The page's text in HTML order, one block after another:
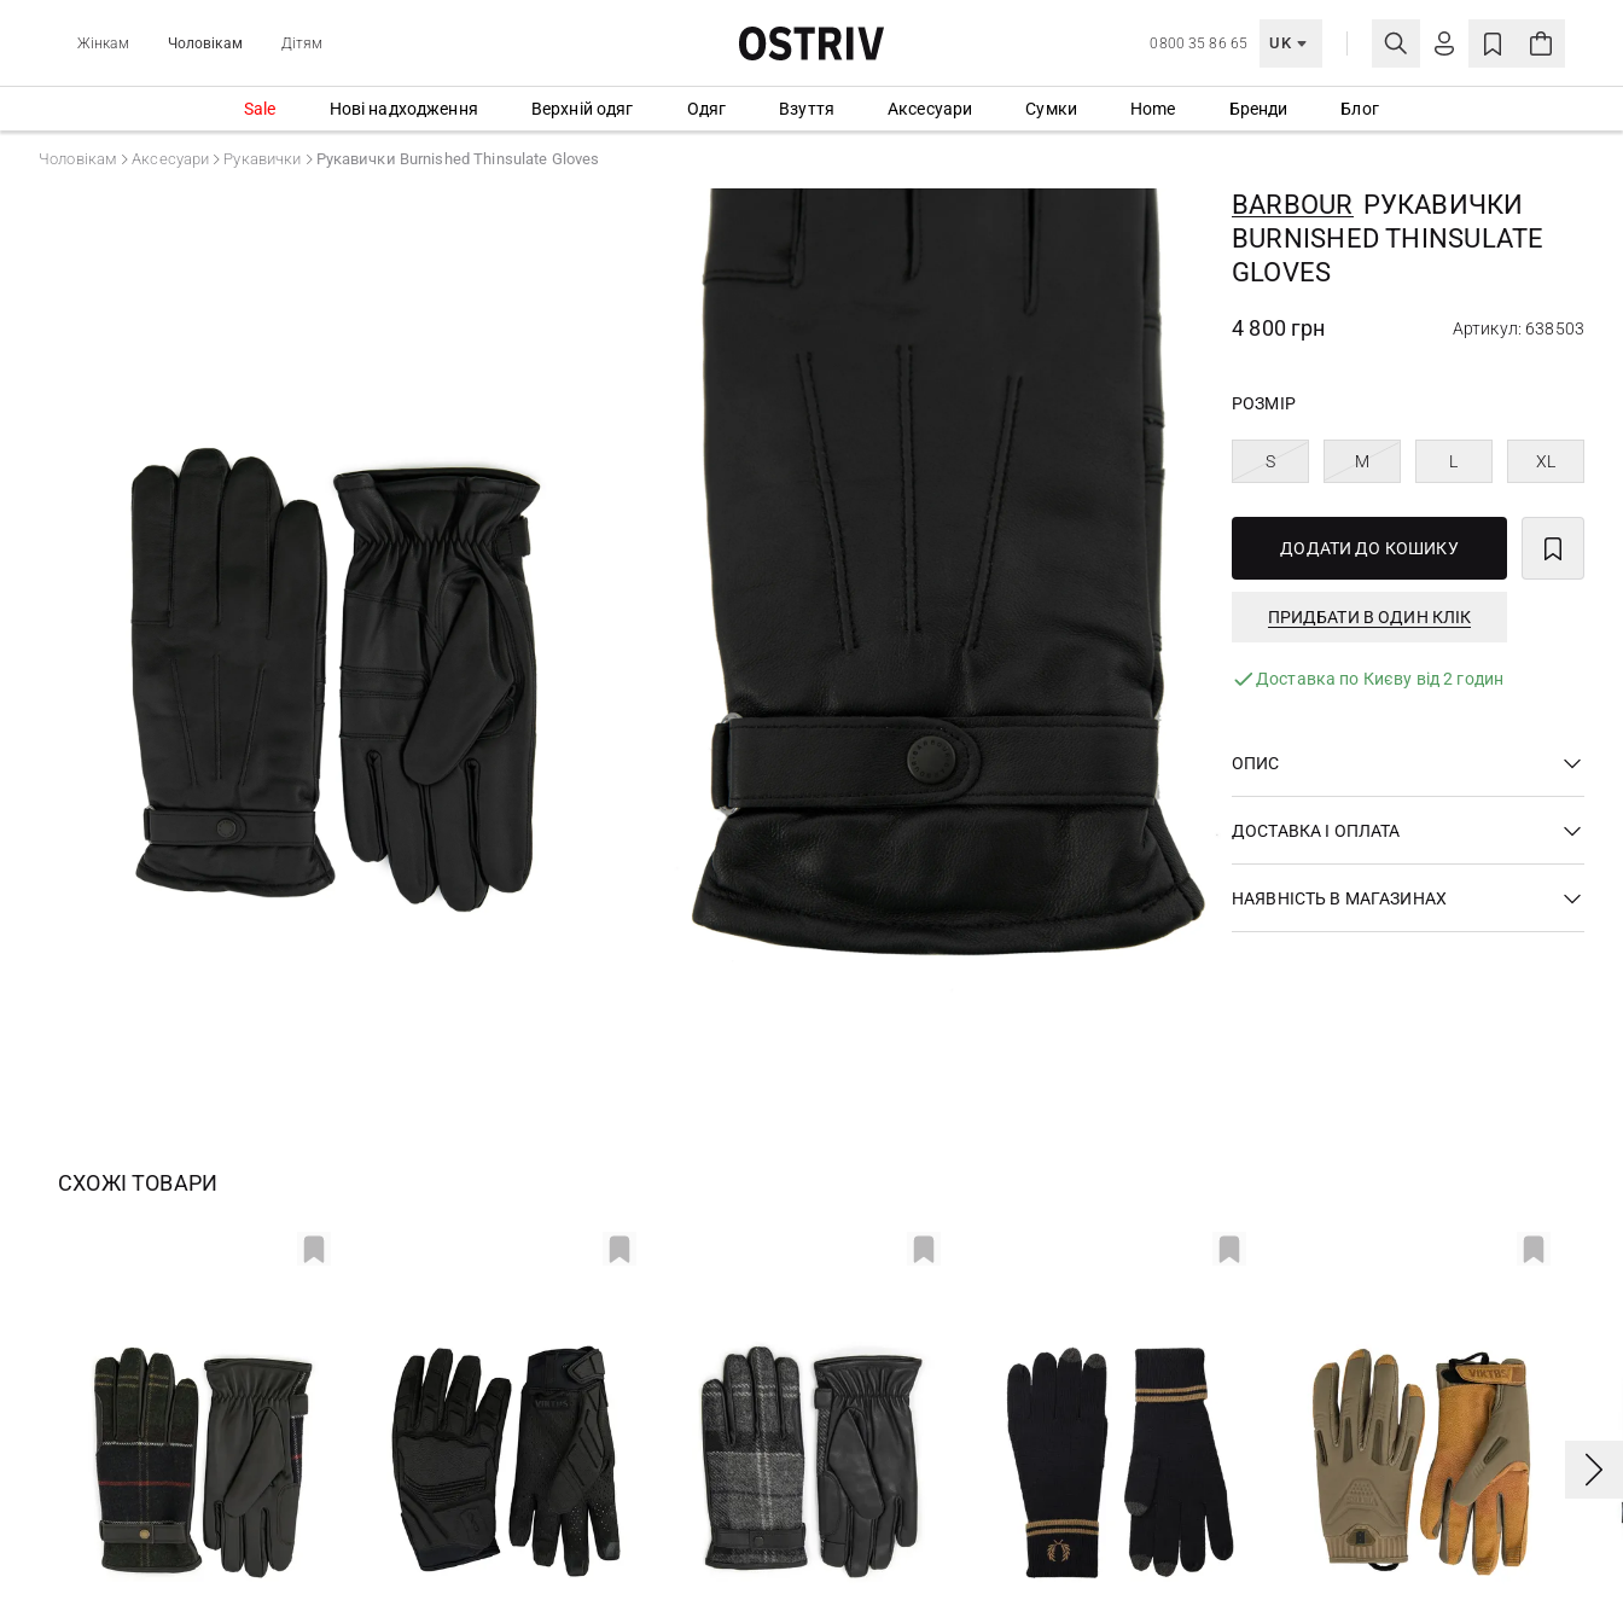
Жінкам Чоловікам Дітям 0800 35 86 65 UK
МОЯ ОБЛІКІВКА
Ще не зареєстровані?
СТВОРИТИ ОБЛІКІВКУ
Sale Нові надходження Верхній одяг Одяг Взуття Аксесуари Сумки Home Бренди Блог
Чоловікам Аксесуари Рукавички Рукавички Burnished Thinsulate Gloves
BARBOUR РУКАВИЧКИ
BURNISHED THINSULATE
GLOVES
4 800 грн Артикул: 638503
РОЗМІР
S M L XL
ДОДАТИ ДО КОШИКУ
ПРИДБАТИ В ОДИН КЛІК
Доставка по Києву від 2 годин
ОПИС
ДОСТАВКА І ОПЛАТА
НАЯВНІСТЬ В МАГАЗИНАХ
СХОЖІ ТОВАРИ